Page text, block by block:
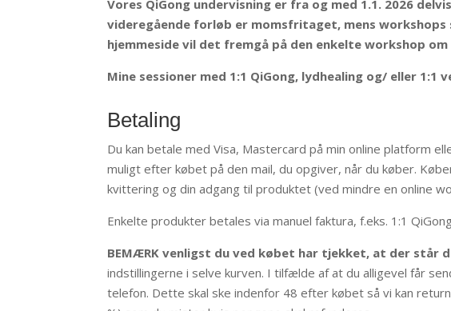
Vores QiGong undervisning er fra og med 1.1. 2026
videregående forløb er momsfritaget, mens
hjemmeside vil det fremgå på den enkelte workshop
Mine sessioner med 1:1 QiGong, lydhealing og/ eller
Betaling
Du kan betale med Visa, Mastercard på min online platform
muligt efter købet på den mail, du opgiver, når du køber.
kvittering og din adgang til produktet (ved mindre en online
Enkelte produkter betales via manuel faktura, f.eks. 1:1
BEMÆRK venligst du ved købet har tjekket, at der står
indstillingerne i selve kurven. I tilfælde af at du alligevel får
telefon. Dette skal ske indenfor 48 efter købet så vi kan